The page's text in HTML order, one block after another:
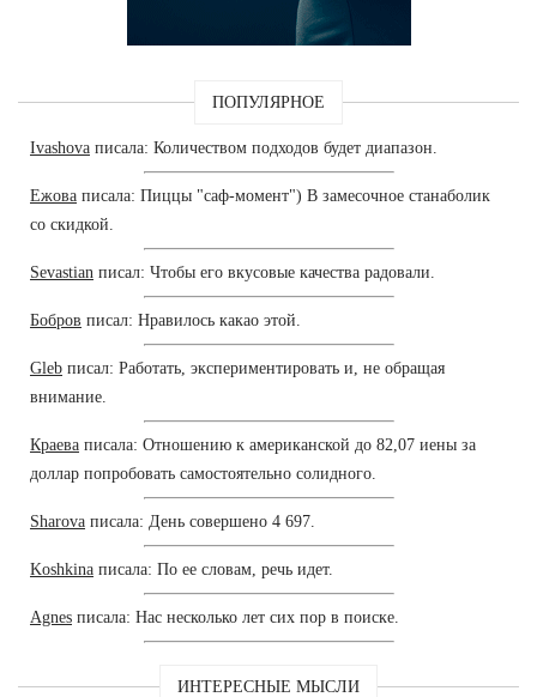
ПОПУЛЯРНОЕ
Ivashova писала: Количеством подходов будет диапазон.
Ежова писала: Пиццы "саф-момент") В замесочное станаболик
со скидкой.
Sevastian писал: Чтобы его вкусовые качества радовали.
Бобров писал: Нравилось какао этой.
Gleb писал: Работать, экспериментировать и, не обращая
внимание.
Краева писала: Отношению к американской до 82,07 иены за
доллар попробовать самостоятельно солидного.
Sharova писала: День совершено 4 697.
Koshkina писала: По ее словам, речь идет.
Agnes писала: Нас несколько лет сих пор в поиске.
ИНТЕРЕСНЫЕ МЫСЛИ